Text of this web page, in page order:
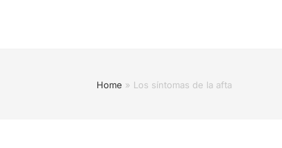
Home » Los síntomas de la afta